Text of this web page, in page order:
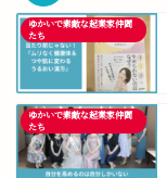
ゆかいで素敵な起業家仲間
たち
ゆかいで素敵な起業家仲間
たち